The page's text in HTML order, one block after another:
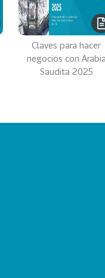
Claves para hacer
negocios con Arabia
Saudita 2025